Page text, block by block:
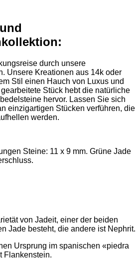
durch unsere
Unsere Kreationen aus 14k oder
Stil einen Hauch von Luxus und
Stück hebt die natürliche
hervor. Lassen Sie sich
einzigartigen Stücken verführen, die
werden.
Steine: 11 x 9 mm. Grüne Jade
von Jadeit, einer der beiden
Jade besteht, die andere ist Nephrit.
Ursprung im spanischen «piedra
Flankenstein.